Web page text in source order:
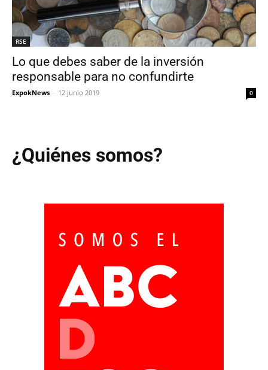
RSE
Lo que debes saber de la inversión
responsable para no confundirte
ExpokNews - 12 junio 2019 0
¿Quiénes somos?